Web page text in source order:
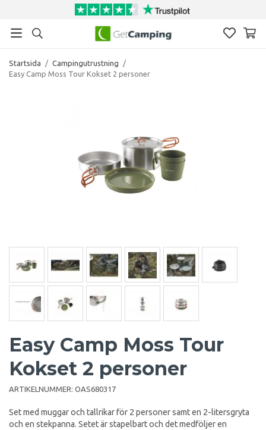
Startsida / Campingutrustning
/
Easy Camp Moss Tour Kokset 2 personer
Easy Camp Moss Tour
Kokset 2 personer
ARTIKELNUMMER: OAS680317
Set med muggar och tallrikar för 2 personer samt en 2-litersgryta
och en stekpanna. Setet är stapelbart och det medföljer en